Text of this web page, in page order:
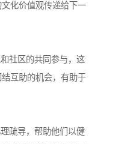
化价值观传递给下一
社区的共同参与，这
互助的机会，有助于
疏导，帮助他们以健